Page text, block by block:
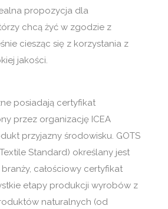
propozycja dla
chcą żyć w zgodzie z
ciesząc się z korzystania z
jakości.
posiadają certyfikat
przez organizację ICEA
przyjazny środowisku. GOTS
Standard) określany jest
całościowy certyfikat
etapy produkcji wyrobów z
naturalnych (od